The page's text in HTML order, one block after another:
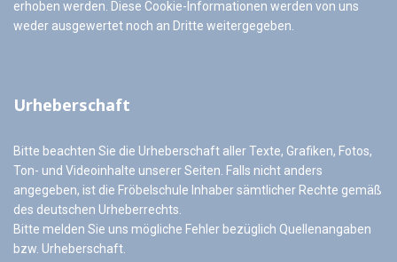
erhoben werden. Diese Cookie-Informationen werden von uns
weder ausgewertet noch an Dritte weitergegeben.
Urheberschaft
Bitte beachten Sie die Urheberschaft aller Texte, Grafiken, Fotos,
Ton- und Videoinhalte unserer Seiten. Falls nicht anders
angegeben, ist die Fröbelschule Inhaber sämtlicher Rechte gemäß
des deutschen Urheberrechts.
Bitte melden Sie uns mögliche Fehler bezüglich Quellenangaben
bzw. Urheberschaft.